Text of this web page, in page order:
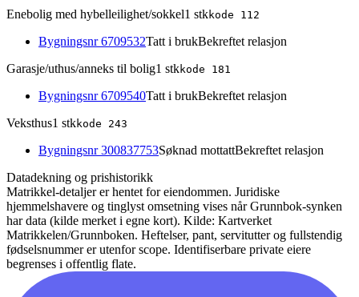
Enebolig med hybelleilighet/sokkel1 stkkode 112
Bygningsnr6709532Tatt i brukBekreftet relasjon
Garasje/uthus/anneks til bolig1 stkkode 181
Bygningsnr6709540Tatt i brukBekreftet relasjon
Veksthus1 stkkode 243
Bygningsnr300837753Søknad mottattBekreftet relasjon
Datadekning og prishistorikk
Matrikkel-detaljer er hentet for eiendommen. Juridiske
hjemmelshavere og tinglyst omsetning vises når Grunnbok-synken
har data (kilde merket i egne kort). Kilde: Kartverket
Matrikkelen/Grunnboken. Heftelser, pant, servitutter og fullstendig
fødselsnummer er utenfor scope. Identifiserbare private eiere
begrenses i offentlig flate.